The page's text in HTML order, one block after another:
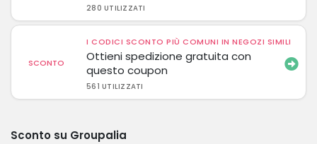
280 UTILIZZATI
SCONTO
I CODICI SCONTO PIÙ COMUNI IN NEGOZI SIMILI
Ottieni spedizione gratuita con
questo coupon
561 UTILIZZATI
Sconto su Groupalia